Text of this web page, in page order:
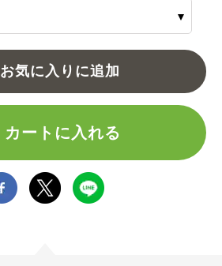
お気に入りに追加
カートに入れる